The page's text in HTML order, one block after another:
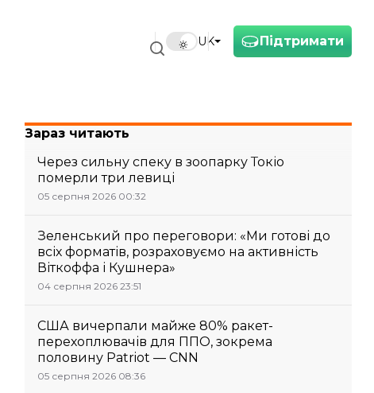
Підтримати
UK
Зараз читають
Через сильну спеку в зоопарку Токіо
померли три левиці
05 серпня 2026 00:32
Зеленський про переговори: «Ми готові до
всіх форматів, розраховуємо на активність
Віткоффа і Кушнера»
04 серпня 2026 23:51
США вичерпали майже 80% ракет-
перехоплювачів для ППО, зокрема
половину Patriot — CNN
05 серпня 2026 08:36